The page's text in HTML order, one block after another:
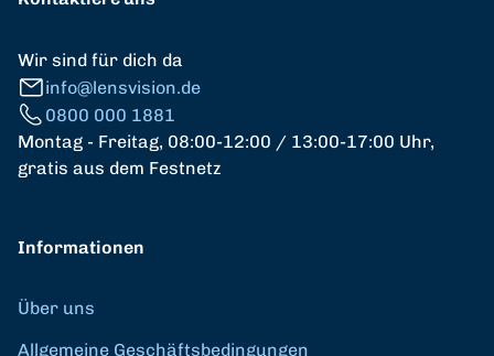
Wir sind für dich da
info@lensvision.de
0800 000 1881
Montag - Freitag, 08:00-12:00 / 13:00-17:00 Uhr,
gratis aus dem Festnetz
Informationen
Über uns
Allgemeine Geschäftsbedingungen